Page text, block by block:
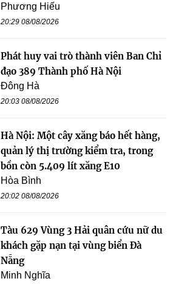
Phương Hiếu
20:29 08/08/2026
Phát huy vai trò thành viên Ban Chỉ
đạo 389 Thành phố Hà Nội
Đông Hà
20:03 08/08/2026
Hà Nội: Một cây xăng báo hết hàng,
quản lý thị trường kiểm tra, trong
bồn còn 5.409 lít xăng E10
Hòa Bình
20:02 08/08/2026
Tàu 629 Vùng 3 Hải quân cứu nữ du
khách gặp nạn tại vùng biển Đà
Nẵng
Minh Nghĩa